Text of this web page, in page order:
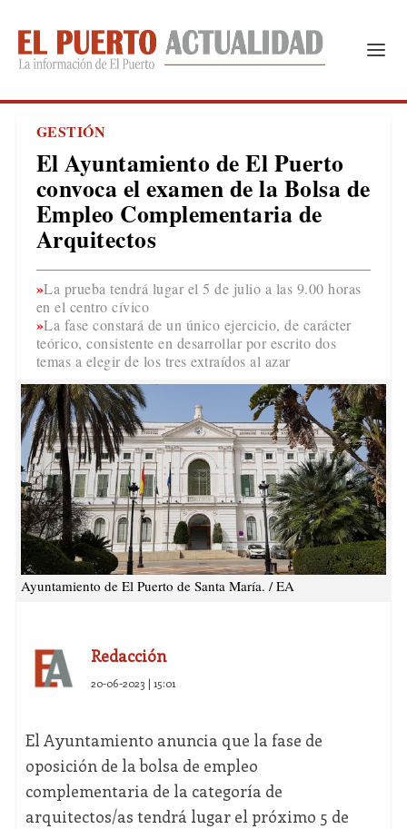
GESTIÓN
El Ayuntamiento de El Puerto
convoca el examen de la Bolsa de
Empleo Complementaria de
Arquitectos
La prueba tendrá lugar el 5 de julio a las 9.00 horas
en el centro cívico
La fase constará de un único ejercicio, de carácter
teórico, consistente en desarrollar por escrito dos
temas a elegir de los tres extraídos al azar
Ayuntamiento de El Puerto de Santa María. / EA
Redacción
20-06-2023 | 15:01
El Ayuntamiento anuncia que la fase de
oposición de la bolsa de empleo
complementaria de la categoría de
arquitectos/as tendrá lugar el próximo 5 de